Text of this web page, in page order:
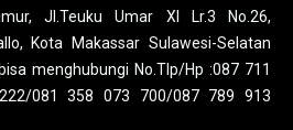
Jl.Teuku Umar XI Lr.3 No.26,
Kota Makassar Sulawesi-Selatan
menghubungi No.Tlp/Hp :087 711
081 358 073 700/087 789 913